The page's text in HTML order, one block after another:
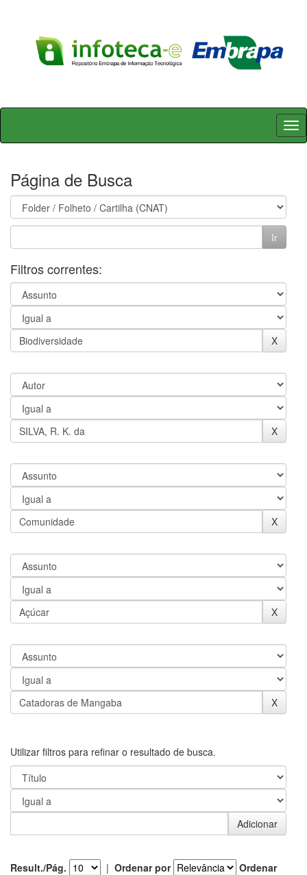
Skip
Página de Busca
Filtros correntes:
Utilizar filtros para refinar o resultado de busca.
Result./Pág. | Ordenar por
Ordenar